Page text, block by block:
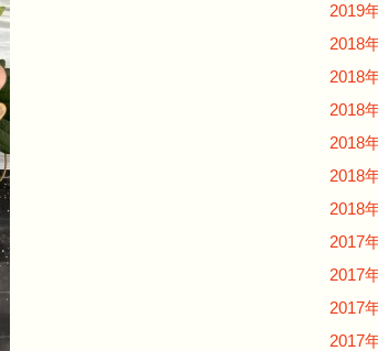
2019
2018
2018
2018
2018
2018
2018
2017
2017
2017
2017